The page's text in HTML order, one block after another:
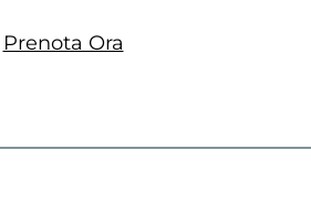
Prenota Ora